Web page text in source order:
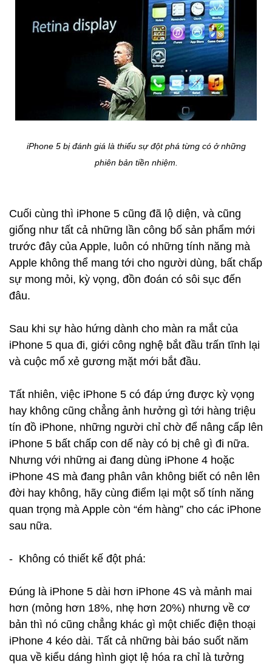
iPhone 5 bị đánh giá là thiếu sự đột phá từng có ở những
phiên bản tiền nhiệm.
Cuối cùng thì iPhone 5 cũng đã lộ diện, và cũng
giống như tất cả những lần công bố sản phẩm mới
trước đây của Apple, luôn có những tính năng mà
Apple không thể mang tới cho người dùng, bất chấp
sự mong mỏi, kỳ vọng, đồn đoán có sôi sục đến
đâu.
Sau khi sự hào hứng dành cho màn ra mắt của
iPhone 5 qua đi, giới công nghệ bắt đầu trấn tĩnh lại
và cuộc mổ xẻ gương mặt mới bắt đầu.
Tất nhiên, việc iPhone 5 có đáp ứng được kỳ vọng
hay không cũng chẳng ảnh hưởng gì tới hàng triệu
tín đồ iPhone, những người chỉ chờ để nâng cấp lên
iPhone 5 bất chấp con dế này có bị chê gì đi nữa.
Nhưng với những ai đang dùng iPhone 4 hoặc
iPhone 4S mà đang phân vân không biết có nên lên
đời hay không, hãy cùng điểm lại một số tính năng
quan trọng mà Apple còn “ém hàng” cho các iPhone
sau nữa.
- Không có thiết kế đột phá:
Đúng là iPhone 5 dài hơn iPhone 4S và mảnh mai
hơn (mỏng hơn 18%, nhẹ hơn 20%) nhưng về cơ
bản thì nó cũng chẳng khác gì một chiếc điện thoại
iPhone 4 kéo dài. Tất cả những bài báo suốt năm
qua về kiểu dáng hình giọt lệ hóa ra chỉ là tưởng